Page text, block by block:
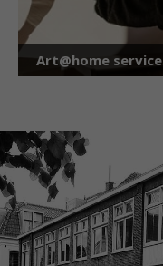
Art@home service